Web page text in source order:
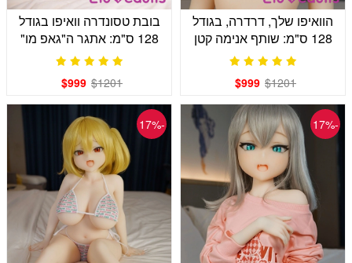
הוואיפו שלך, דרדרה, בגודל
128 ס"מ: שותף אנימה קטן
$1201
$999
בובת טסונדרה וואיפו בגודל
128 ס"מ: אתגר ה"גאפ מו"
$1201
$999
-17%
-17%